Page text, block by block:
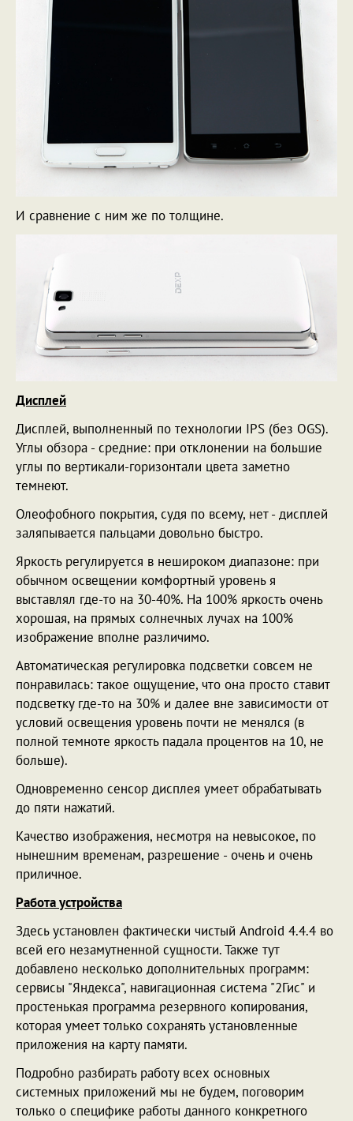
И сравнение с ним же по толщине.
Дисплей
Дисплей, выполненный по технологии IPS (без OGS).
Углы обзора - средние: при отклонении на большие
углы по вертикали-горизонтали цвета заметно
темнеют.
Олеофобного покрытия, судя по всему, нет - дисплей
заляпывается пальцами довольно быстро.
Яркость регулируется в нешироком диапазоне: при
обычном освещении комфортный уровень я
выставлял где-то на 30-40%. На 100% яркость очень
хорошая, на прямых солнечных лучах на 100%
изображение вполне различимо.
Автоматическая регулировка подсветки совсем не
понравилась: такое ощущение, что она просто ставит
подсветку где-то на 30% и далее вне зависимости от
условий освещения уровень почти не менялся (в
полной темноте яркость падала процентов на 10, не
больше).
Одновременно сенсор дисплея умеет обрабатывать
до пяти нажатий.
Качество изображения, несмотря на невысокое, по
нынешним временам, разрешение - очень и очень
приличное.
Работа устройства
Здесь установлен фактически чистый Android 4.4.4 во
всей его незамутненной сущности. Также тут
добавлено несколько дополнительных программ:
сервисы "Яндекса", навигационная система "2Гис" и
простенькая программа резервного копирования,
которая умеет только сохранять установленные
приложения на карту памяти.
Подробно разбирать работу всех основных
системных приложений мы не будем, поговорим
только о специфике работы данного конкретного